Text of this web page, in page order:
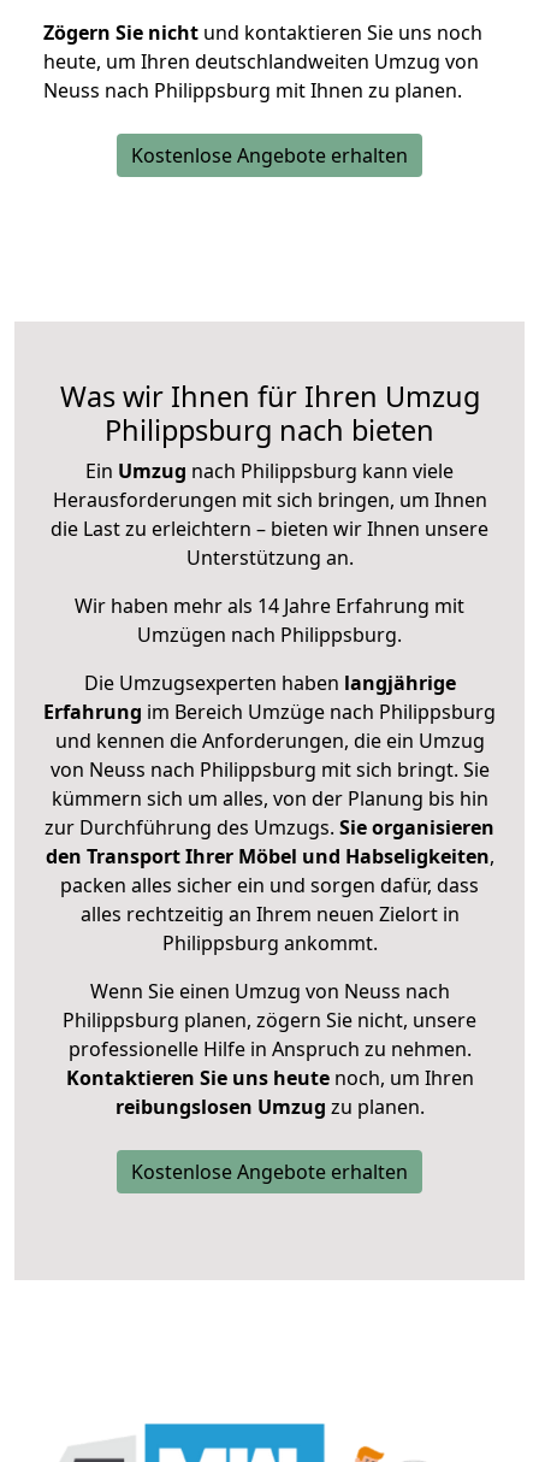
Zögern Sie nicht und kontaktieren Sie uns noch
heute, um Ihren deutschlandweiten Umzug von
Neuss nach Philippsburg mit Ihnen zu planen.
Kostenlose Angebote erhalten
Was wir Ihnen für Ihren Umzug
Philippsburg nach bieten
Ein Umzug nach Philippsburg kann viele
Herausforderungen mit sich bringen, um Ihnen
die Last zu erleichtern – bieten wir Ihnen unsere
Unterstützung an.
Wir haben mehr als 14 Jahre Erfahrung mit
Umzügen nach Philippsburg.
Die Umzugsexperten haben langjährige
Erfahrung im Bereich Umzüge nach Philippsburg
und kennen die Anforderungen, die ein Umzug
von Neuss nach Philippsburg mit sich bringt. Sie
kümmern sich um alles, von der Planung bis hin
zur Durchführung des Umzugs. Sie organisieren
den Transport Ihrer Möbel und Habseligkeiten,
packen alles sicher ein und sorgen dafür, dass
alles rechtzeitig an Ihrem neuen Zielort in
Philippsburg ankommt.
Wenn Sie einen Umzug von Neuss nach
Philippsburg planen, zögern Sie nicht, unsere
professionelle Hilfe in Anspruch zu nehmen.
Kontaktieren Sie uns heutenoch, um Ihren
reibungslosen Umzug zu planen.
Kostenlose Angebote erhalten